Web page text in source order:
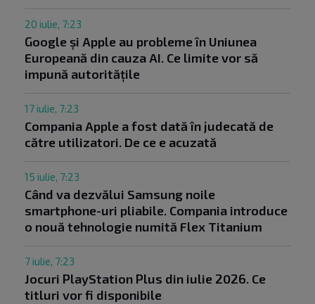
20 iulie, 7:23
Google și Apple au probleme în Uniunea
Europeană din cauza AI. Ce limite vor să
impună autoritățile
17 iulie, 7:23
Compania Apple a fost dată în judecată de
către utilizatori. De ce e acuzată
15 iulie, 7:23
Când va dezvălui Samsung noile
smartphone-uri pliabile. Compania introduce
o nouă tehnologie numită Flex Titanium
7 iulie, 7:23
Jocuri PlayStation Plus din iulie 2026. Ce
titluri vor fi disponibile